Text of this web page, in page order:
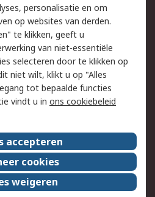
Email veiligheid
Websitevoorwaarden
Over ons
Werken bij RS
personalisatie en om
op websites van derden.
te klikken, geeft u
van niet-essentiële
selecteren door te klikken op
niet wilt, klikt u op "Alles
tot bepaalde functies
vindt u in ons cookiebeleid
accepteren
cookies
weigeren